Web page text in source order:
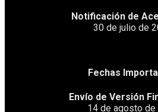
Notificación de
30 de julio de
Fechas
Envío de Versión
14 de agosto de